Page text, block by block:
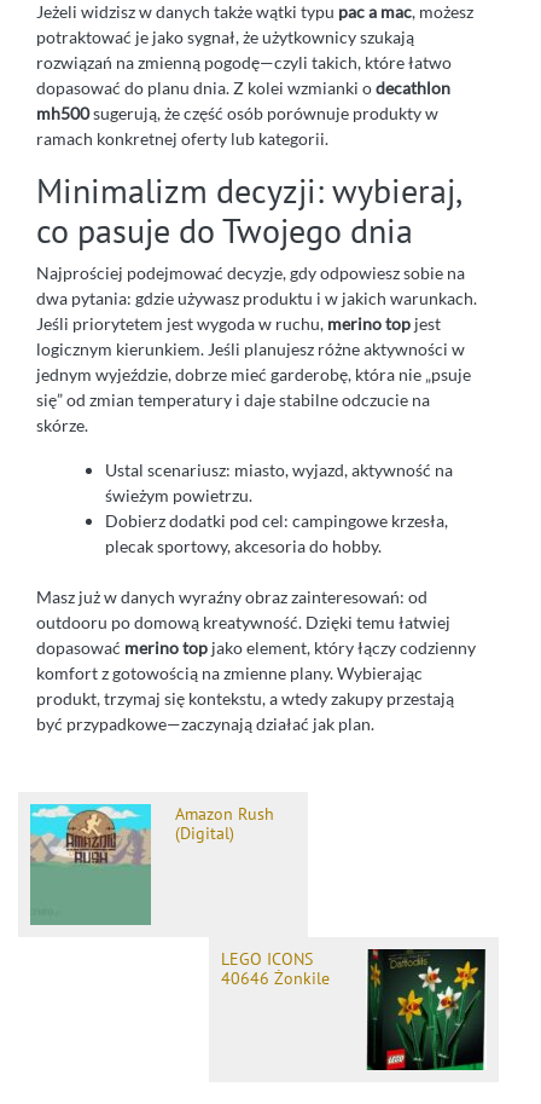
Jeżeli widzisz w danych także wątki typu pac a mac, możesz
potraktować je jako sygnał, że użytkownicy szukają
rozwiązań na zmienną pogodę—czyli takich, które łatwo
dopasować do planu dnia. Z kolei wzmianki odecathlon
mh500sugerują, że część osób porównuje produkty w
ramach konkretnej oferty lub kategorii.
Minimalizm decyzji: wybieraj,
co pasuje do Twojego dnia
Najprościej podejmować decyzje, gdy odpowiesz sobie na
dwa pytania: gdzie używasz produktu i w jakich warunkach.
Jeśli priorytetem jest wygoda w ruchu, merino top jest
logicznym kierunkiem. Jeśli planujesz różne aktywności w
jednym wyjeździe, dobrze mieć garderobę, która nie „psuje
się” od zmian temperatury i daje stabilne odczucie na
skórze.
Ustal scenariusz: miasto, wyjazd, aktywność na
świeżym powietrzu.
Dobierz dodatki pod cel: campingowe krzesła,
plecak sportowy, akcesoria do hobby.
Masz już w danych wyraźny obraz zainteresowań: od
outdooru po domową kreatywność. Dzięki temu łatwiej
dopasować merino top jako element, który łączy codzienny
komfort z gotowością na zmienne plany. Wybierając
produkt, trzymaj się kontekstu, a wtedy zakupy przestają
być przypadkowe—zaczynają działać jak plan.
Amazon Rush
(Digital)
LEGO ICONS
40646 Żonkile